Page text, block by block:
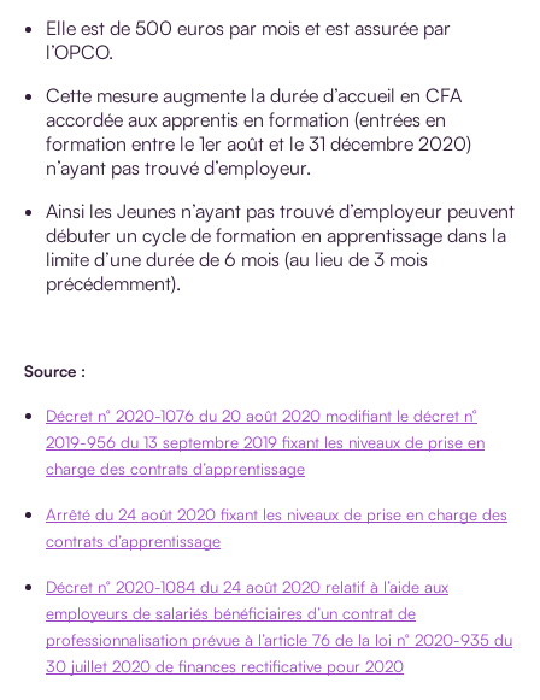
Elle est de 500 euros par mois et est assurée par
l’OPCO.
Cette mesure augmente la durée d’accueil en CFA
accordée aux apprentis en formation (entrées en
formation entre le 1er août et le 31 décembre 2020)
n’ayant pas trouvé d’employeur.
Ainsi les Jeunes n’ayant pas trouvé d’employeur peuvent
débuter un cycle de formation en apprentissage dans la
limite d’une durée de 6 mois (au lieu de 3 mois
précédemment).
Source :
Décret n° 2020-1076 du 20 août 2020 modifiant le décret n°
2019-956 du 13 septembre 2019 fixant les niveaux de prise en
charge des contrats d’apprentissage
Arrêté du 24 août 2020 fixant les niveaux de prise en charge des
contrats d’apprentissage
Décret n° 2020-1084 du 24 août 2020 relatif à l’aide aux
employeurs de salariés bénéficiaires d’un contrat de
professionnalisation prévue à l’article 76 de la loi n° 2020-935 du
30 juillet 2020 de finances rectificative pour 2020